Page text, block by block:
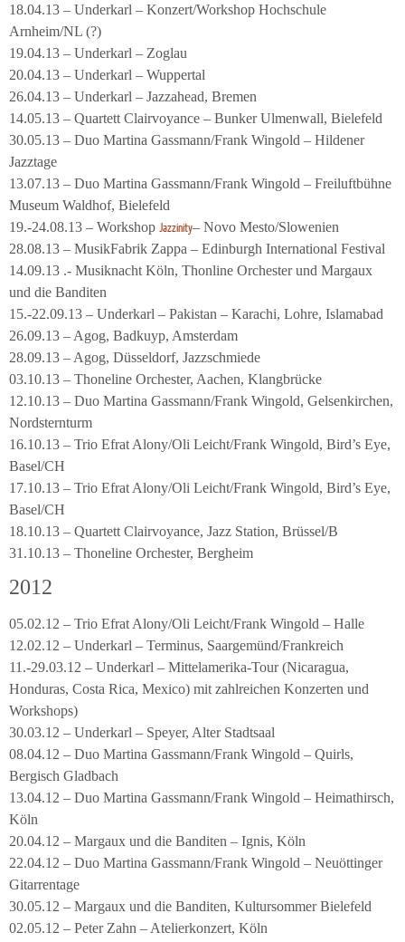
18.04.13 – Underkarl – Konzert/Workshop Hochschule
Arnheim/NL (?)
19.04.13 – Underkarl – Zoglau
20.04.13 – Underkarl – Wuppertal
26.04.13 – Underkarl – Jazzahead, Bremen
14.05.13 – Quartett Clairvoyance – Bunker Ulmenwall, Bielefeld
30.05.13 – Duo Martina Gassmann/Frank Wingold – Hildener
Jazztage
13.07.13 – Duo Martina Gassmann/Frank Wingold – Freiluftbühne
Museum Waldhof, Bielefeld
19.-24.08.13 – Workshop Jazzinity– Novo Mesto/Slowenien
28.08.13 – MusikFabrik Zappa – Edinburgh International Festival
14.09.13 .- Musiknacht Köln, Thonline Orchester und Margaux
und die Banditen
15.-22.09.13 – Underkarl – Pakistan – Karachi, Lohre, Islamabad
26.09.13 – Agog, Badkuyp, Amsterdam
28.09.13 – Agog, Düsseldorf, Jazzschmiede
03.10.13 – Thoneline Orchester, Aachen, Klangbrücke
12.10.13 – Duo Martina Gassmann/Frank Wingold, Gelsenkirchen,
Nordsternturm
16.10.13 – Trio Efrat Alony/Oli Leicht/Frank Wingold, Bird’s Eye,
Basel/CH
17.10.13 – Trio Efrat Alony/Oli Leicht/Frank Wingold, Bird’s Eye,
Basel/CH
18.10.13 – Quartett Clairvoyance, Jazz Station, Brüssel/B
31.10.13 – Thoneline Orchester, Bergheim
2012
05.02.12 – Trio Efrat Alony/Oli Leicht/Frank Wingold – Halle
12.02.12 – Underkarl – Terminus, Saargemünd/Frankreich
11.-29.03.12 – Underkarl – Mittelamerika-Tour (Nicaragua,
Honduras, Costa Rica, Mexico) mit zahlreichen Konzerten und
Workshops)
30.03.12 – Underkarl – Speyer, Alter Stadtsaal
08.04.12 – Duo Martina Gassmann/Frank Wingold – Quirls,
Bergisch Gladbach
13.04.12 – Duo Martina Gassmann/Frank Wingold – Heimathirsch,
Köln
20.04.12 – Margaux und die Banditen – Ignis, Köln
22.04.12 – Duo Martina Gassmann/Frank Wingold – Neuöttinger
Gitarrentage
30.05.12 – Margaux und die Banditen, Kultursommer Bielefeld
02.05.12 – Peter Zahn – Atelierkonzert, Köln